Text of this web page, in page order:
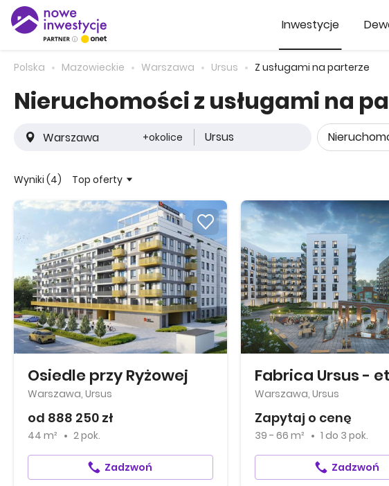
Inwestycje
Polska Mazowieckie Warszawa Ursus Z usługami na parterze
Nieruchomości z usługami na
+okolice Ursus
Wyniki (4) Top oferty
Osiedle przy Ryżowej
Warszawa, Ursus
od 888 250 zł
44 m² 2 pok.
Zadzwoń
Fabrica Ursus -
Warszawa, Ursus
Zapytaj o cenę
39 - 66 m² 1 do 3 pok.
Zadzwoń